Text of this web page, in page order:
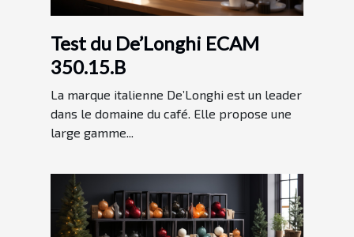
Test du De’Longhi ECAM
350.15.B
La marque italienne De’Longhi est un leader
dans le domaine du café. Elle propose une
large gamme...